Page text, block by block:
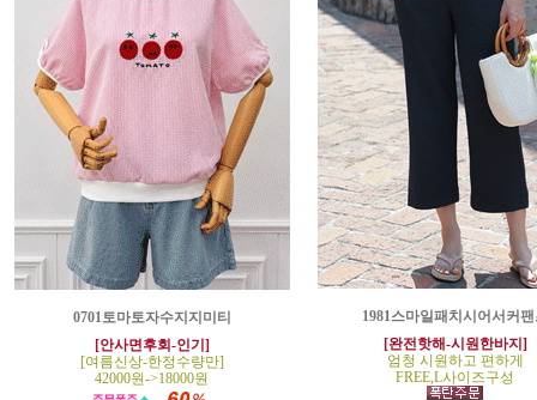
0701토마토자수지지미티
[안사면후회-인기]
[여름신상-한정수량만]
42000원->18000원
1981스마일패치시어서커팬
[완전핫해-시원한바지]
엄청 시원하고 편하게
FREE,L사이즈구성